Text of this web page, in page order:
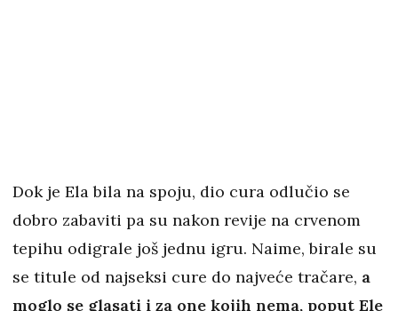
Dok je Ela bila na spoju, dio cura odlučio se
dobro zabaviti pa su nakon revije na crvenom
tepihu odigrale još jednu igru. Naime, birale su
se titule od najseksi cure do najveće tračare, a
moglo se glasati i za one kojih nema, poput Ele